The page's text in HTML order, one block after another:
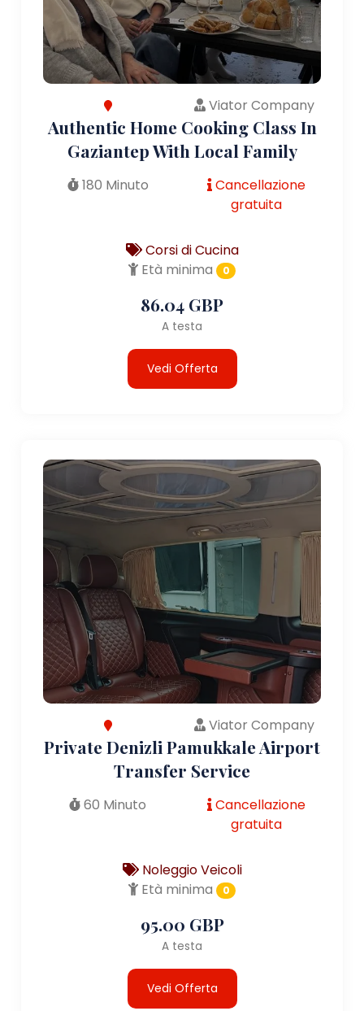
Viator Company
Authentic Home Cooking Class In
Gaziantep With Local Family
180 Minuto
Cancellazione
gratuita
Corsi di Cucina
Età minima
0
86.04 GBP
A testa
Vedi Offerta
Viator Company
Private Denizli Pamukkale Airport
Transfer Service
60 Minuto
Cancellazione
gratuita
Noleggio Veicoli
Età minima
0
95.00 GBP
A testa
Vedi Offerta